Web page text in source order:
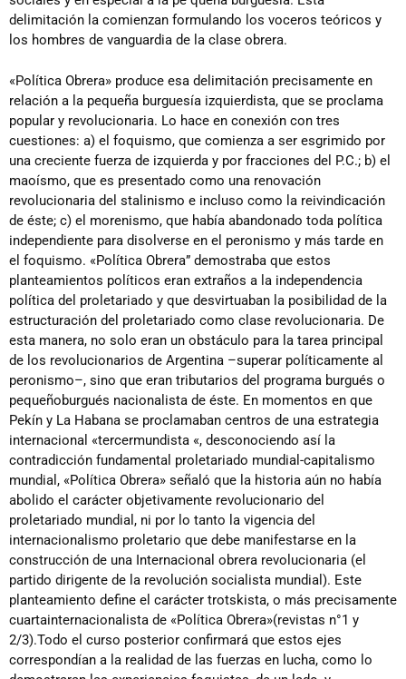
delimitación la comienzan formulando los voceros teóricos y
los hombres de vanguardia de la clase obrera.
«Política Obrera» produce esa delimitación precisamente en
relación a la pequeña burguesía izquierdista, que se proclama
popular y revolucionaria. Lo hace en conexión con tres
cuestiones: a) el foquismo, que comienza a ser esgrimido por
una creciente fuerza de izquierda y por fracciones del P.C.; b) el
maoísmo, que es presentado como una renovación
revolucionaria del stalinismo e incluso como la reivindicación
de éste; c) el morenismo, que había abandonado toda política
independiente para disolverse en el peronismo y más tarde en
el foquismo. «Política Obrera” demostraba que estos
planteamientos políticos eran extraños a la independencia
política del proletariado y que desvirtuaban la posibilidad de la
estructuración del proletariado como clase revolucionaria. De
esta manera, no solo eran un obstáculo para la tarea principal
de los revolucionarios de Argentina –superar políticamente al
peronismo–, sino que eran tributarios del programa burgués o
pequeñoburgués nacionalista de éste. En momentos en que
Pekín y La Habana se proclamaban centros de una estrategia
internacional «tercermundista «, desconociendo así la
contradicción fundamental proletariado mundial-capitalismo
mundial, «Política Obrera» señaló que la historia aún no había
abolido el carácter objetivamente revolucionario del
proletariado mundial, ni por lo tanto la vigencia del
internacionalismo proletario que debe manifestarse en la
construcción de una Internacional obrera revolucionaria (el
partido dirigente de la revolución socialista mundial). Este
planteamiento define el carácter trotskista, o más precisamente
cuartainternacionalista de «Política Obrera»(revistas n°1 y
2/3).Todo el curso posterior confirmará que estos ejes
correspondían a la realidad de las fuerzas en lucha, como lo